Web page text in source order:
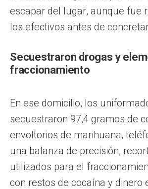
escapar del lugar, aunque fue
los efectivos antes de
Secuestraron drogas y
fraccionamiento
En ese domicilio, los
secuestraron 97,4 gramos de
envoltorios de marihuana,
una balanza de precisión,
utilizados para el
con restos de cocaína y dinero